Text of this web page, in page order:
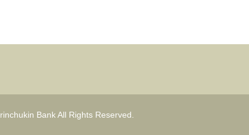
Bank All Rights Reserved.